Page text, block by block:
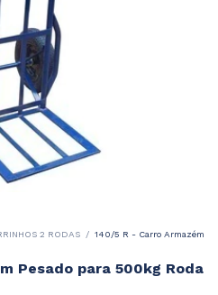
2 RODAS / 140/5 R - Carro Armazém
Pesado para 500kg Roda